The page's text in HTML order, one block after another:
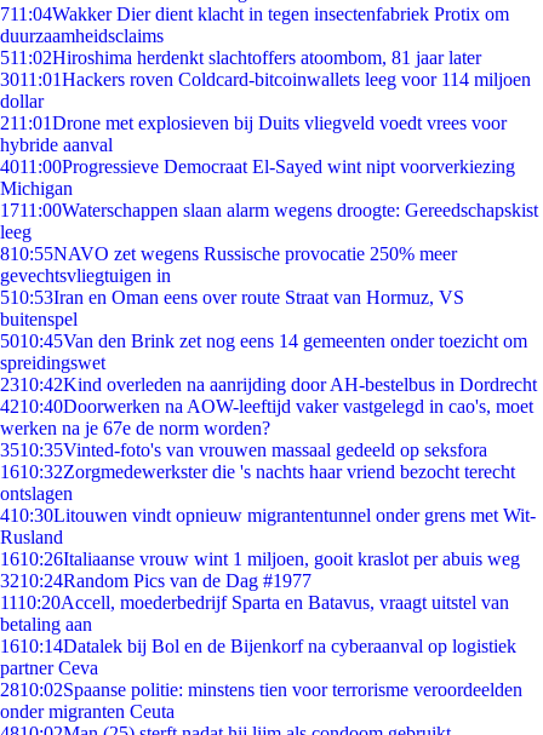
711:04Wakker Dier dient klacht in tegen insectenfabriek Protix om
duurzaamheidsclaims
511:02Hiroshima herdenkt slachtoffers atoombom, 81 jaar later
3011:01Hackers roven Coldcard-bitcoinwallets leeg voor 114 miljoen
dollar
211:01Drone met explosieven bij Duits vliegveld voedt vrees voor
hybride aanval
4011:00Progressieve Democraat El-Sayed wint nipt voorverkiezing
Michigan
1711:00Waterschappen slaan alarm wegens droogte: Gereedschapskist
leeg
810:55NAVO zet wegens Russische provocatie 250% meer
gevechtsvliegtuigen in
510:53Iran en Oman eens over route Straat van Hormuz, VS
buitenspel
5010:45Van den Brink zet nog eens 14 gemeenten onder toezicht om
spreidingswet
2310:42Kind overleden na aanrijding door AH-bestelbus in Dordrecht
4210:40Doorwerken na AOW-leeftijd vaker vastgelegd in cao's, moet
werken na je 67e de norm worden?
3510:35Vinted-foto's van vrouwen massaal gedeeld op seksfora
1610:32Zorgmedewerkster die 's nachts haar vriend bezocht terecht
ontslagen
410:30Litouwen vindt opnieuw migrantentunnel onder grens met Wit-
Rusland
1610:26Italiaanse vrouw wint 1 miljoen, gooit kraslot per abuis weg
3210:24Random Pics van de Dag #1977
1110:20Accell, moederbedrijf Sparta en Batavus, vraagt uitstel van
betaling aan
1610:14Datalek bij Bol en de Bijenkorf na cyberaanval op logistiek
partner Ceva
2810:02Spaanse politie: minstens tien voor terrorisme veroordeelden
onder migranten Ceuta